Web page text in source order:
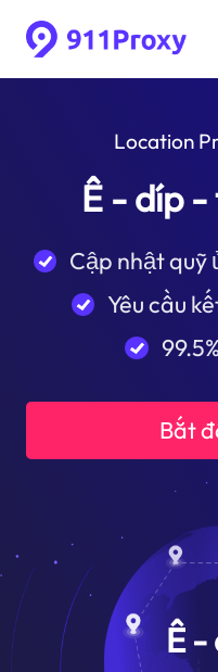
Location
Ê - díp -
Cập nhật quỹ
Yêu cầu
Bắt
Ê -